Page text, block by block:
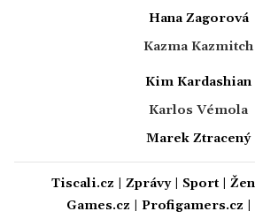
Hana Zagorová
Kazma Kazmitch
Kim Kardashian
Karlos Vémola
Marek Ztracený
Tiscali.cz Zprávy| Sport|
Games.cz
Profigamers.cz